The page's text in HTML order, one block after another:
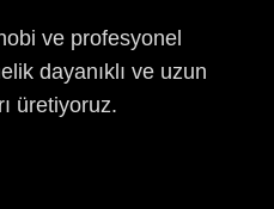
ve profesyonel
dayanıklı ve uzun
üretiyoruz.